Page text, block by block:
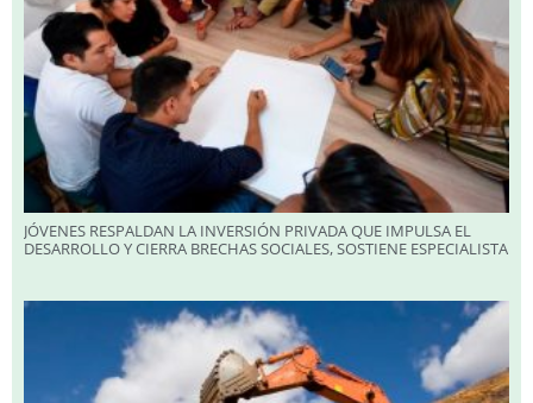
JÓVENES RESPALDAN LA INVERSIÓN PRIVADA QUE IMPULSA EL
DESARROLLO Y CIERRA BRECHAS SOCIALES, SOSTIENE ESPECIALISTA